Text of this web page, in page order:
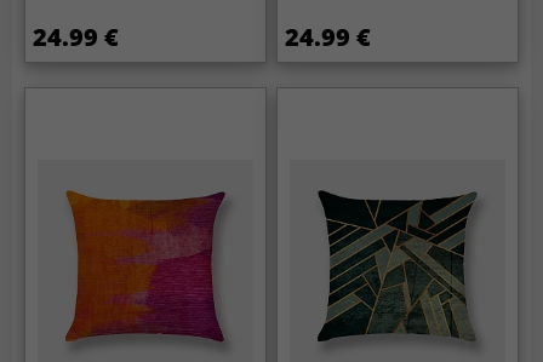
24.99 € 24.99 €